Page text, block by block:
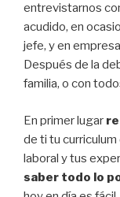
entrevistarnos
acudido, en
jefe, y en
Después de la
familia, o con
En primer lugar
de ti tu
laboral y tus
saber todo lo